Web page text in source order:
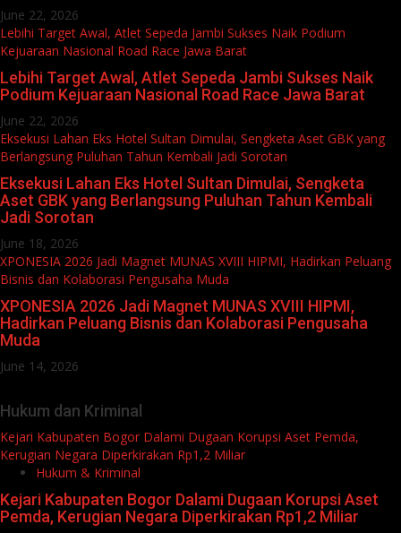
June 22, 2026
Lebihi Target Awal, Atlet Sepeda Jambi Sukses Naik Podium
Kejuaraan Nasional Road Race Jawa Barat
Lebihi Target Awal, Atlet Sepeda Jambi Sukses Naik
Podium Kejuaraan Nasional Road Race Jawa Barat
June 22, 2026
Eksekusi Lahan Eks Hotel Sultan Dimulai, Sengketa Aset GBK yang
Berlangsung Puluhan Tahun Kembali Jadi Sorotan
Eksekusi Lahan Eks Hotel Sultan Dimulai, Sengketa
Aset GBK yang Berlangsung Puluhan Tahun Kembali
Jadi Sorotan
June 18, 2026
XPONESIA 2026 Jadi Magnet MUNAS XVIII HIPMI, Hadirkan Peluang
Bisnis dan Kolaborasi Pengusaha Muda
XPONESIA 2026 Jadi Magnet MUNAS XVIII HIPMI,
Hadirkan Peluang Bisnis dan Kolaborasi Pengusaha
Muda
June 14, 2026
Hukum dan Kriminal
Kejari Kabupaten Bogor Dalami Dugaan Korupsi Aset Pemda,
Kerugian Negara Diperkirakan Rp1,2 Miliar
Hukum & Kriminal
Kejari Kabupaten Bogor Dalami Dugaan Korupsi Aset
Pemda, Kerugian Negara Diperkirakan Rp1,2 Miliar